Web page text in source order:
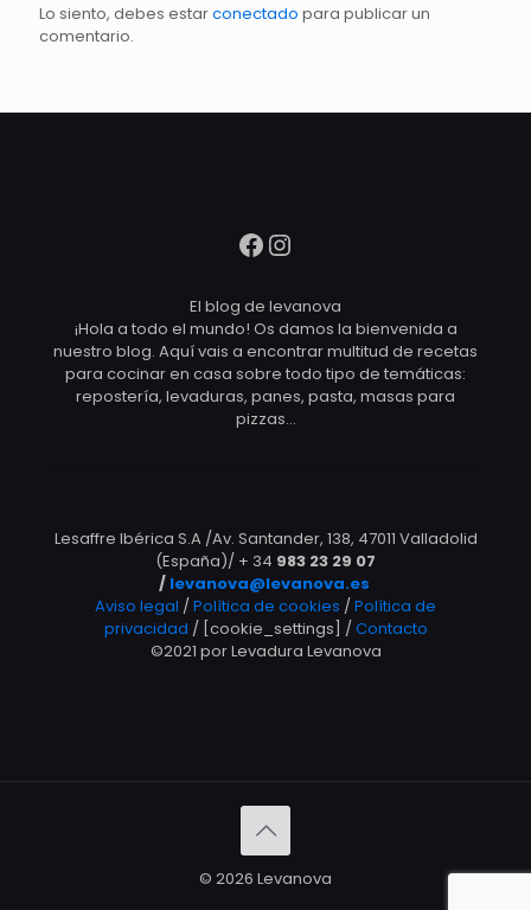
Lo siento, debes estarconectado para publicar un
comentario.
El blog de levanova
¡Hola a todo el mundo! Os damos la bienvenida a
nuestro blog. Aquí vais a encontrar multitud de recetas
para cocinar en casa sobre todo tipo de temáticas:
repostería, levaduras, panes, pasta, masas para
pizzas…
Lesaffre Ibérica S.A /Av. Santander, 138, 47011 Valladolid
(España)/ + 34 983 23 29 07
/ levanova@levanova.es
Aviso legal /Política de cookies /Política de
privacidad / [cookie_settings] /Contacto
©2021 por Levadura Levanova
© 2026 Levanova